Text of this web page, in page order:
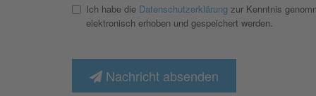
Ich habe die Datenschutzerklärung zur Kenntnis
elektronisch erhoben und gespeichert werden.
Nachricht absenden